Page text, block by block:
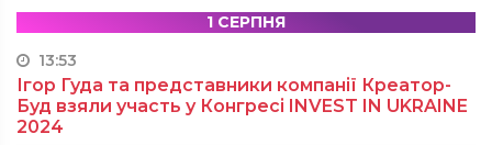
1 СЕРПНЯ
13:53
Ігор Гуда та представники компанії Креатор-
Буд взяли участь у Конгресі INVEST IN UKRAINE
2024